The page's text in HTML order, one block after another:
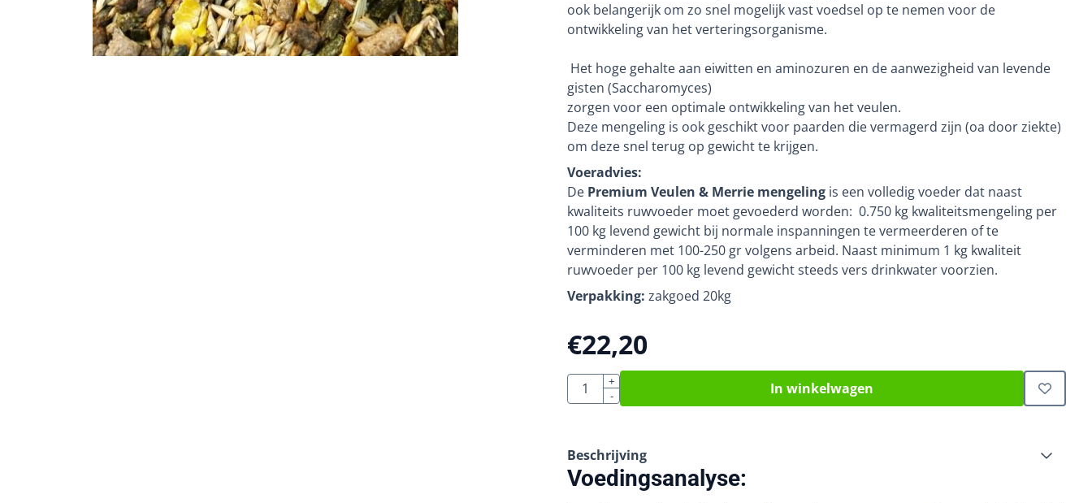
ook belangerijk om zo snel mogelijk vast voedsel op te nemen voor de
ontwikkeling van het verteringsorganisme.
Het hoge gehalte aan eiwitten en aminozuren en de aanwezigheid van levende
gisten (Saccharomyces)
zorgen voor een optimale ontwikkeling van het veulen.
Deze mengeling is ook geschikt voor paarden die vermagerd zijn (oa door ziekte)
om deze snel terug op gewicht te krijgen.
Voeradvies:
De Premium Veulen & Merrie mengelingis een volledig voeder dat naast
kwaliteits ruwvoeder moet gevoederd worden: 0.750 kg kwaliteitsmengeling per
100 kg levend gewicht bij normale inspanningen te vermeerderen of te
verminderen met 100-250 gr volgens arbeid. Naast minimum 1 kg kwaliteit
ruwvoeder per 100 kg levend gewicht steeds vers drinkwater voorzien.
Verpakking: zakgoed 20kg
€22,20
Aantal
+
-
In winkelwagen
Beschrijving
Voedingsanalyse: